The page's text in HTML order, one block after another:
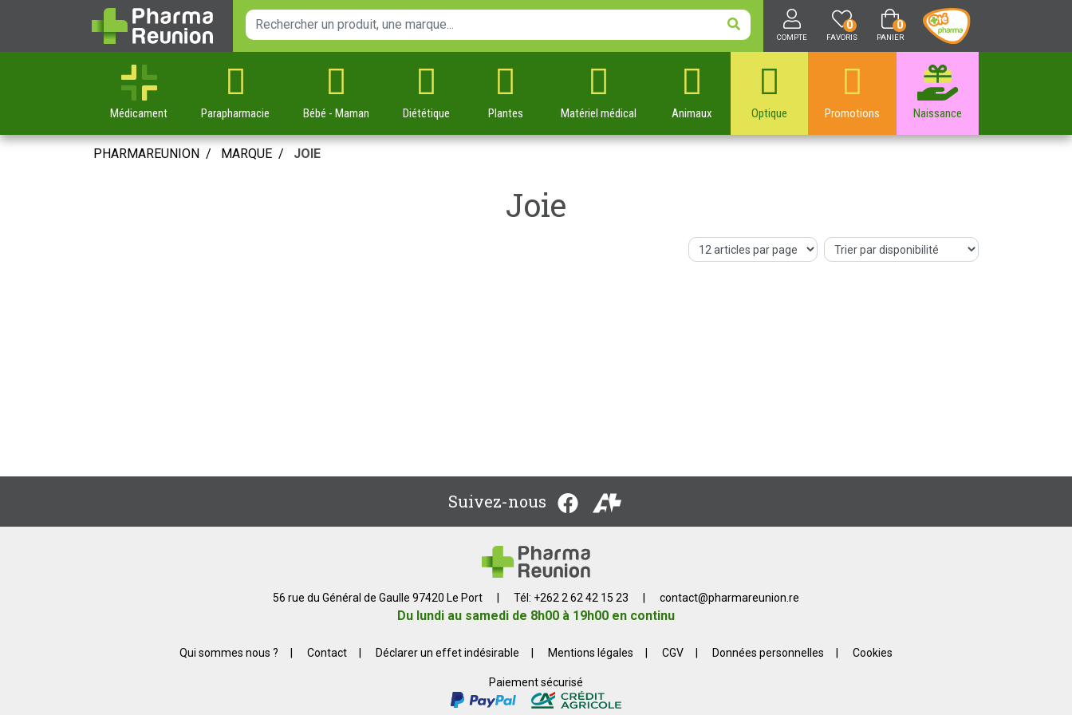
COMPTE FAVORIS
0
PANIER
0
Médicament Parapharmacie Bébé - Maman Diététique Plantes Matériel médical Animaux Optique Promotions Naissance
PHARMAREUNION MARQUE JOIE
Joie
Suivez-nous
56 rue du Général de Gaulle 97420 Le Port Tél: +262 2 62 42 15 23 contact@pharmareunion.re
Du lundi au samedi de 8h00 à 19h00 en continu
Qui sommes nous ? Contact Déclarer un effet indésirable Mentions légales CGV Données personnelles Cookies
Paiement sécurisé